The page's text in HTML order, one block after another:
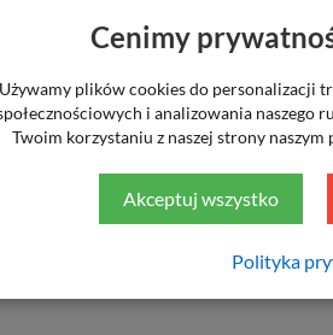
Cenimy
Używamy plików cookies do personalizacji
i analizowania naszego
Twoim korzystaniu z naszej strony
Akceptuj wszystko
Polityka